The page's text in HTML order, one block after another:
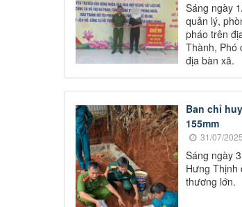
Sáng ngày
quản lý,
pháo trên
Thành, Phó
địa bàn xã.
Ban chỉ
155mm
31/07/
Sáng ngày
Hưng Thịnh
thương lớn.